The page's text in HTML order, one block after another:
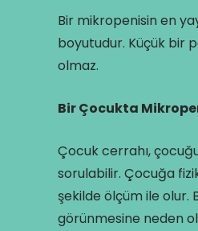
Bir mikropenisin en
boyutudur. Küçük bir
olmaz.
Bir Çocukta
Çocuk cerrahı,
sorulabilir. Çocuğa
şekilde ölçüm ile olur.
görünmesine neden